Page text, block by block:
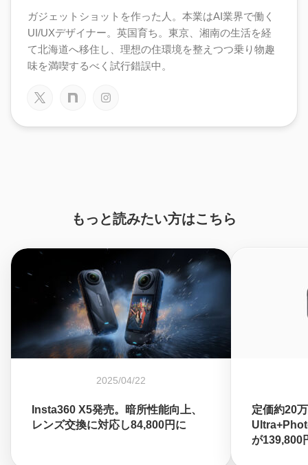
ガジェットショットを作った人。本業はAI業界で働く
UI/UXデザイナー。英国育ち。東京、湘南の生活を経
て北海道へ移住し、理想の住環境を整えつつ乗り物趣
味を満喫するべく試行錯誤中。
もっと読みたい方はこちら
2025/04/22
Insta360 X5発売。暗所性能向上、
レンズ交換に対応し84,800円に
定価約20
が139,800